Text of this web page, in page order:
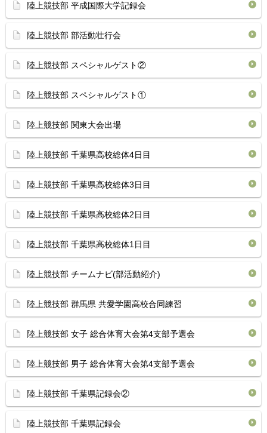
陸上競技部 平成国際大学記録会
陸上競技部 部活動壮行会
陸上競技部 スペシャルゲスト②
陸上競技部 スペシャルゲスト①
陸上競技部 関東大会出場
陸上競技部 千葉県高校総体4日目
陸上競技部 千葉県高校総体3日目
陸上競技部 千葉県高校総体2日目
陸上競技部 千葉県高校総体1日目
陸上競技部 チームナビ(部活動紹介)
陸上競技部 群馬県 共愛学園高校合同練習
陸上競技部 女子 総合体育大会第4支部予選会
陸上競技部 男子 総合体育大会第4支部予選会
陸上競技部 千葉県記録会②
陸上競技部 千葉県記録会